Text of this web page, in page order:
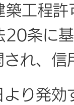
工程
20条に
れ、
り発効